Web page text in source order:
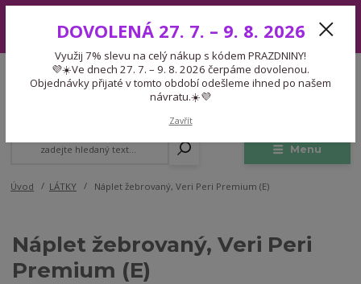
7. – 9. 8. 2026 čerpáme dovolenou. Objednávky přijaté v tomto období
odešleme ihned po našem návratu.☀️💜
Menu
CZK
Expedice 775 866 913
Po-Čt 9-15:30 Pá 9-14:30 Pauza 13-13:45
Úvod LÁTKY Náplet žebrovaný, Veri Peri Premium (E)
Náplet žebrovaný, Veri Peri
Premium (E)
DOVOLENÁ 27. 7. – 9. 8. 2026
Využij 7% slevu na celý nákup s kódem PRAZDNINY!
💜☀️Ve dnech 27. 7. – 9. 8. 2026 čerpáme dovolenou.
Objednávky přijaté v tomto období odešleme ihned po našem
návratu.☀️💜
Zavřít